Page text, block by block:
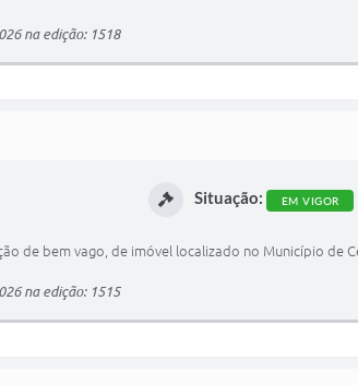
na edição: 1518
Situação: EM VIGOR
de bem vago, de imóvel localizado no Município de
na edição: 1515